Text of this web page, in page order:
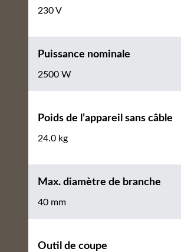
230 V
Puissance nominale
2500 W
Poids de l’appareil sans câble
24.0 kg
Max. diamètre de branche
40 mm
Outil de coupe